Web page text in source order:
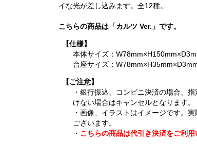
イな光が差し込みます。全12種。
こちらの商品は「カルツ Ver.」です。
【仕様】
本体サイズ：
台座サイズ：
【ご注意】
・銀行振込、コンビニ決済の場合、
けない場合はキャンセルとなります。
・画像、イラストはイメージです。
ございます。
・ こちらの商品は代引き決済をご利用